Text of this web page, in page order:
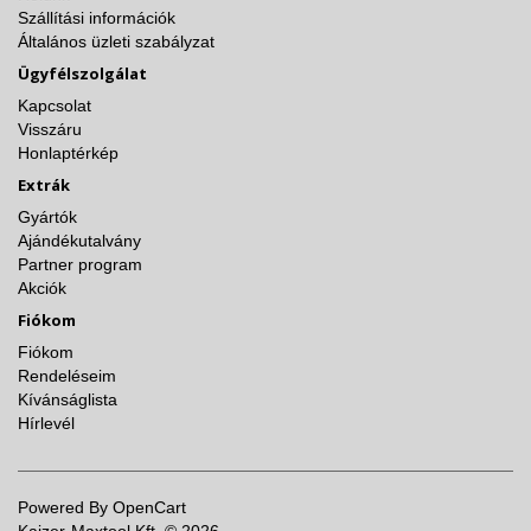
Szállítási információk
Általános üzleti szabályzat
Ügyfélszolgálat
Kapcsolat
Visszáru
Honlaptérkép
Extrák
Gyártók
Ajándékutalvány
Partner program
Akciók
Fiókom
Fiókom
Rendeléseim
Kívánságlista
Hírlevél
Powered By OpenCart